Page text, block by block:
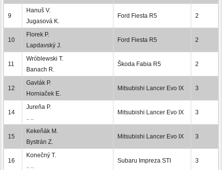
9
Hanuš V.
Jugasová K.
Ford Fiesta R5 2
10
Florek P.
Lapdavský J.
Ford Fiesta R5 2
11
Wróblewski T.
Banach R.
Škoda Fabia R5 2
12
Gavlák P.
Horniaček E.
Mitsubishi Lancer Evo IX 3
14
Jureňa P.
.. ..
Mitsubishi Lancer Evo IX 3
15
Kekeňák M.
Bystrán Z.
Mitsubishi Lancer Evo IX 3
16
Konečný T.
.. ..
Subaru Impreza STI 3